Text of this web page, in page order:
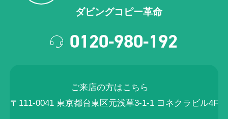
ダビングコピー革命
0120-980-192
ご来店の方はこちら
〒111-0041 東京都台東区元浅草3-1-1 ヨネクラビル4F